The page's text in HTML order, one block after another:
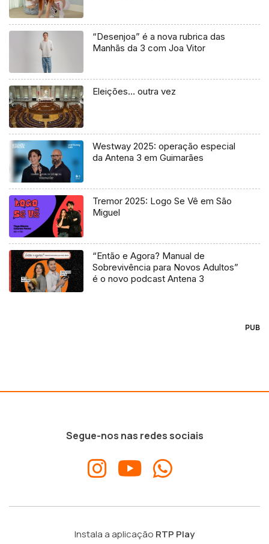
“Desenjoa” é a nova rubrica das
Manhãs da 3 com Joa Vitor
Eleições… outra vez
Westway 2025: operação especial
da Antena 3 em Guimarães
Tremor 2025: Logo Se Vê em São
Miguel
“Então e Agora? Manual de
Sobrevivência para Novos Adultos”
é o novo podcast Antena 3
PUB
Segue-nos nas redes sociais
Instala a aplicação RTP Play